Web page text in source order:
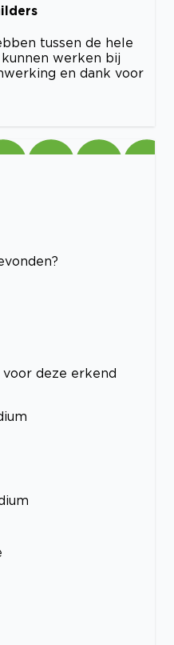
tussen de hele
werken bij
en dank voor
deze erkend